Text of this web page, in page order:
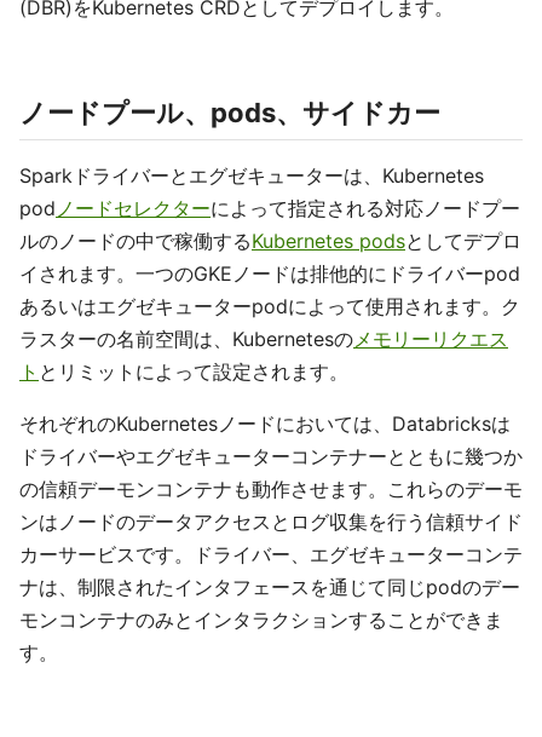
(DBR)をKubernetes CRDとしてデプロイします。
ノードプール、pods、サイドカー
Sparkドライバーとエグゼキューターは、Kubernetes
pod ノードセレクターによって指定される対応ノードプー
ルのノードの中で稼働するKubernetes podsとしてデプロ
イされます。一つのGKEノードは排他的にドライバーpod
あるいはエグゼキューターpodによって使用されます。ク
ラスターの名前空間は、Kubernetesの メモリーリクエス
ト とリミットによって設定されます。
それぞれのKubernetesノードにおいては、Databricksは
ドライバーやエグゼキューターコンテナーとともに幾つか
の信頼デーモンコンテナも動作させます。これらのデーモ
ンはノードのデータアクセスとログ収集を行う信頼サイド
カーサービスです。ドライバー、エグゼキューターコンテ
ナは、制限されたインタフェースを通じて同じpodのデー
モンコンテナのみとインタラクションすることができま
す。